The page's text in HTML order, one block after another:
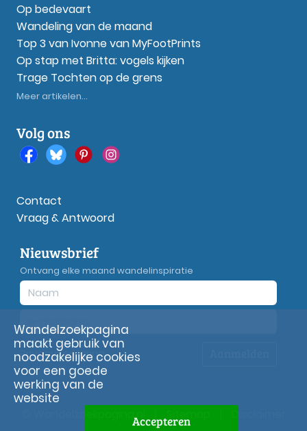
Op bedevaart
Wandeling van de maand
Top 3 van Ivonne van MyFootPrints
Op stap met Britta: vogels kijken
Trage Tochten op de grens
Meer artikelen...
Volg ons
Contact
Vraag & Antwoord
Nieuwsbrief
Ontvang elke maand wandelinspiratie
Privacyverklaring
© Wandelzoekpagina.nl
Wandelzoekpagina
maakt gebruik van
noodzakelijke cookies
voor een goede
werking van de
website
Accepteren